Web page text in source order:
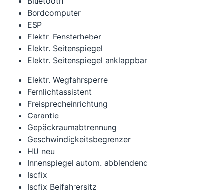
Bordcomputer
ESP
Elektr. Fensterheber
Elektr. Seitenspiegel
Elektr. Seitenspiegel anklappbar
Elektr. Wegfahrsperre
Fernlichtassistent
Freisprecheinrichtung
Garantie
Gepäckraumabtrennung
Geschwindigkeitsbegrenzer
HU neu
Innenspiegel autom. abblendend
Isofix
Isofix Beifahrersitz